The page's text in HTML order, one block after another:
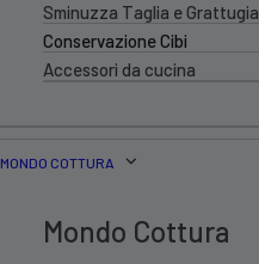
Sminuzza Taglia e Grattugia
Conservazione Cibi
Accessori da cucina
MONDO COTTURA
Mondo Cottura